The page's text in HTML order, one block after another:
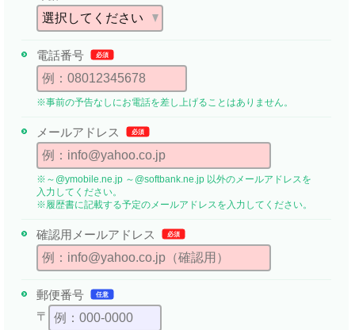
電話番号 必須
※事前の予告なしにお電話を差し上げることはありません。
メールアドレス 必須
※～@ymobile.ne.jp ～@softbank.ne.jp 以外のメールアドレスを
入力してください。
※履歴書に記載する予定のメールアドレスを入力してください。
確認用メールアドレス 必須
郵便番号 任意
〒